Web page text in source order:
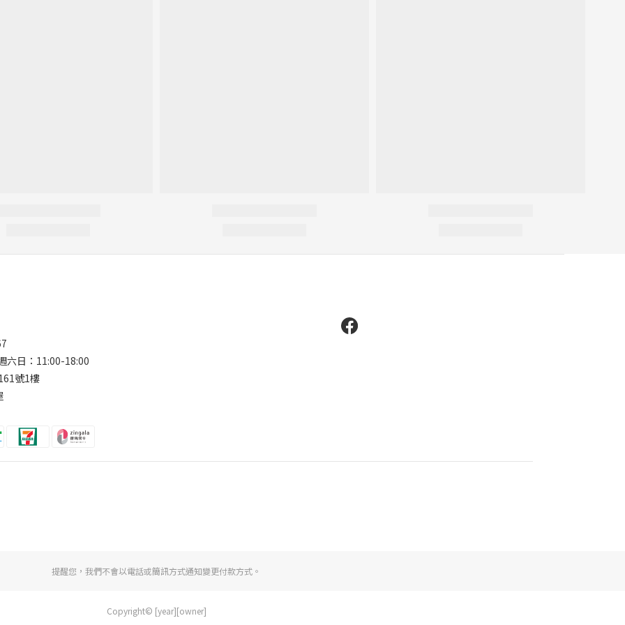
六日：11:00-18:00
號1樓
提醒您，我們不會以電話或簡訊方式通知變更付款方式。
Copyright© [year][owner]